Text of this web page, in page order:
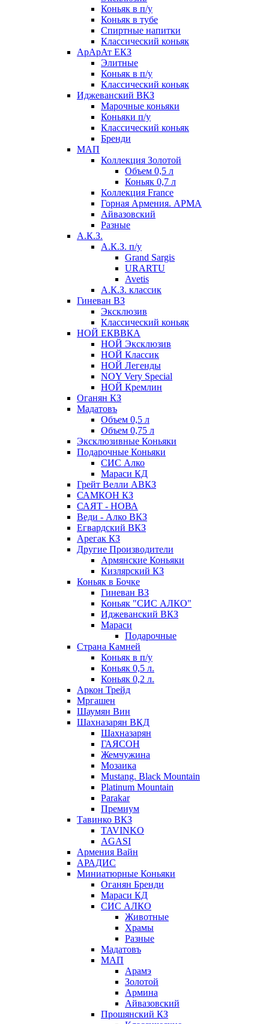
Коньяк в п/у
Коньяк в тубе
Спиртные напитки
Классический коньяк
АрАрАт ЕКЗ
Элитные
Коньяк в п/у
Классический коньяк
Иджеванский ВКЗ
Марочные коньяки
Коньяки п/у
Классический коньяк
Бренди
МАП
Коллекция Золотой
Объем 0,5 л
Коньяк 0,7 л
Коллекция France
Горная Армения. АРМА
Айвазовский
Разные
А.К.З.
А.К.З. п/у
Grand Sargis
URARTU
Avetis
А.К.З. классик
Гиневан ВЗ
Эксклюзив
Классический коньяк
НОЙ ЕКВВКА
НОЙ Эксклюзив
НОЙ Классик
НОЙ Легенды
NOY Very Speсial
НОЙ Кремлин
Оганян КЗ
Мадатовъ
Объем 0,5 л
Объем 0,75 л
Эксклюзивные Коньяки
Подарочные Коньяки
СИС Алко
Мараси КД
Грейт Велли АВКЗ
САМКОН КЗ
САЯТ - НОВА
Веди - Алко ВКЗ
Егвардский ВКЗ
Арегак КЗ
Другие Производители
Армянские Коньяки
Кизлярский КЗ
Коньяк в Бочке
Гиневан ВЗ
Коньяк "СИС АЛКО"
Иджеванский ВКЗ
Мараси
Подарочные
Страна Камней
Коньяк в п/у
Коньяк 0,5 л.
Коньяк 0,2 л.
Аркон Трейд
Мргашен
Шаумян Вин
Шахназарян ВКД
Шахназарян
ГАЯСОН
Жемчужина
Мозаика
Mustang. Black Mountain
Platinum Mountain
Parakar
Премиум
Тавинко ВКЗ
TAVINKO
AGASI
Армения Вайн
АРАДИС
Миниатюрные Коньяки
Оганян Бренди
Мараси КД
СИС АЛКО
Животные
Храмы
Разные
Мадатовъ
МАП
Арамэ
Золотой
Армина
Айвазовский
Прошянский КЗ